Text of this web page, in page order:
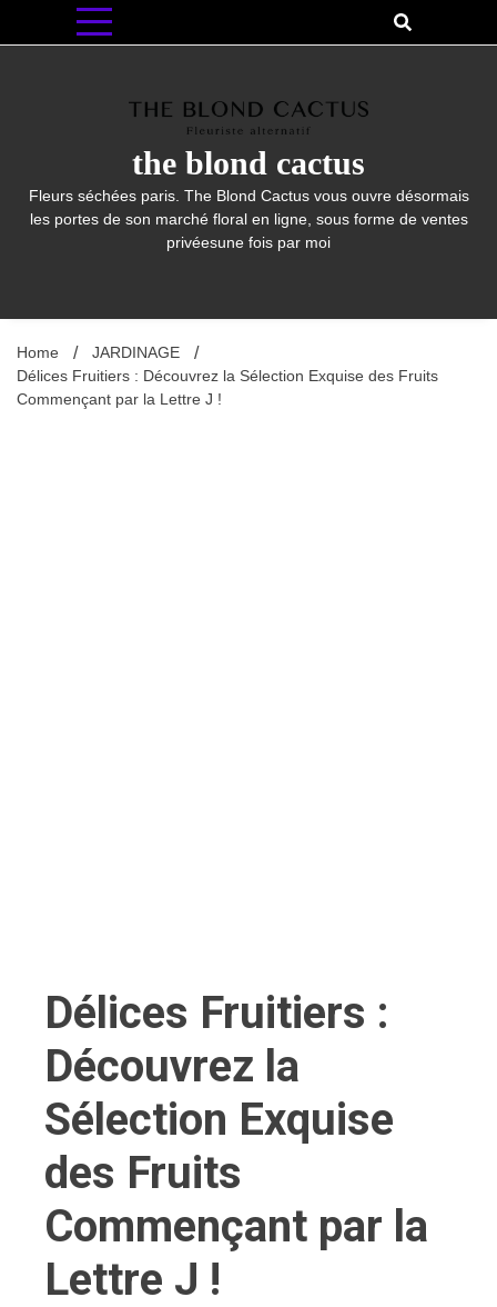
the blond cactus
Fleurs séchées paris. The Blond Cactus vous ouvre désormais
les portes de son marché floral en ligne, sous forme de ventes
privéesune fois par moi
Home
JARDINAGE
Délices Fruitiers : Découvrez la Sélection Exquise des Fruits
Commençant par la Lettre J !
Délices Fruitiers :
Découvrez la
Sélection Exquise
des Fruits
Commençant par la
Lettre J !